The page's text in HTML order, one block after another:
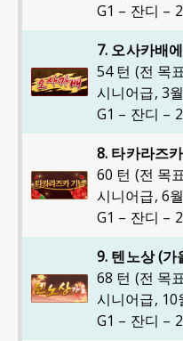
G1 – 잔디 –
7. 오사카배
54 턴 (전 목
시니어급, 3
G1 – 잔디 –
8. 타카라즈
60 턴 (전 목
시니어급, 6
G1 – 잔디 –
9. 텐노상 (가
68 턴 (전 목
시니어급, 10
G1 – 잔디 –